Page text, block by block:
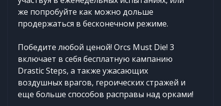
же попробуйте как можно дольше
продержаться в бесконечном режиме.
Победите любой ценой! Orcs Must Die! 3
включает в себя бесплатную кампанию
Drastic Steps, а также ужасающих
воздушных врагов, героических стражей и
еще больше способов расправы над орками!